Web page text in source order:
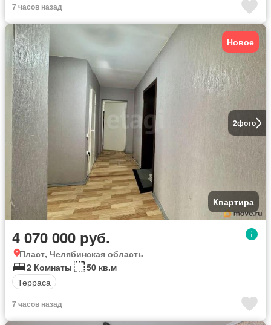
7 часов назад
2фото
Новое
Квартира
4 070 000 руб.
Пласт, Челябинская область
2 Комнаты
50 кв.м
Терраса
7 часов назад